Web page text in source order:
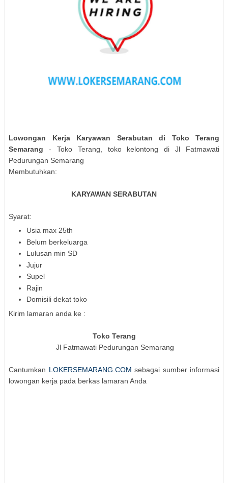
Lowongan Kerja Karyawan Serabutan di Toko Terang
Semarang - Toko Terang, toko kelontong di Jl Fatmawati
Pedurungan Semarang
Membutuhkan:
KARYAWAN SERABUTAN
Syarat:
Usia max 25th
Belum berkeluarga
Lulusan min SD
Jujur
Supel
Rajin
Domisili dekat toko
Kirim lamaran anda ke :
Toko Terang
Jl Fatmawati Pedurungan Semarang
Cantumkan LOKERSEMARANG.COM sebagai sumber informasi
lowongan kerja pada berkas lamaran Anda